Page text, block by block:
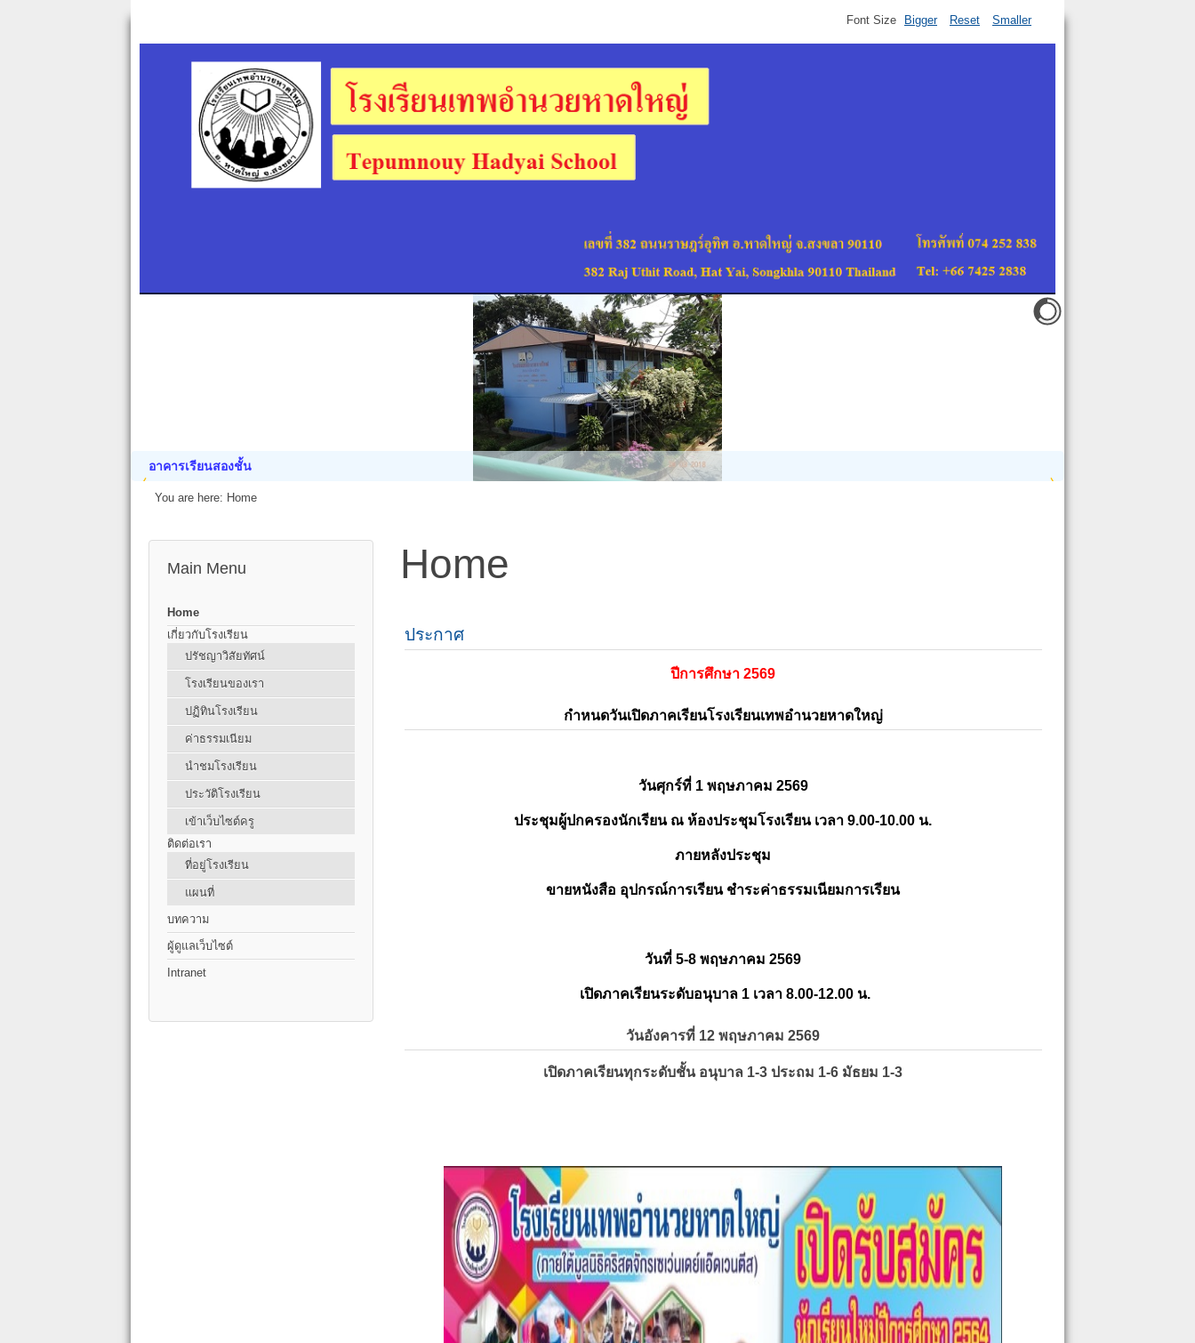
อาคารเรียนสองชั้น
Font Size Bigger Reset Smaller
You are here: Home
Main Menu
Home
เกี่ยวกับโรงเรียน
ปรัชญาวิสัยทัศน์
โรงเรียนของเรา
ปฏิทินโรงเรียน
ค่าธรรมเนียม
นำชมโรงเรียน
ประวัติโรงเรียน
เข้าเว็บไซต์ครู
ติดต่อเรา
ที่อยู่โรงเรียน
แผนที่
บทความ
ผู้ดูแลเว็บไซต์
Intranet
Home
ประกาศ
ปีการศึกษา 2569
กำหนดวันเปิดภาคเรียนโรงเรียนเทพอำนวยหาดใหญ่
วันศุกร์ที่ 1 พฤษภาคม 2569
ประชุมผู้ปกครองนักเรียน ณ ห้องประชุมโรงเรียน เวลา 9.00-10.00 น.
ภายหลังประชุม
ขายหนังสือ อุปกรณ์การเรียน ชำระค่าธรรมเนียมการเรียน
วันที่ 5-8 พฤษภาคม 2569
เปิดภาคเรียนระดับอนุบาล 1 เวลา 8.00-12.00 น.
วันอังคารที่ 12 พฤษภาคม 2569
เปิดภาคเรียนทุกระดับชั้น อนุบาล 1-3 ประถม 1-6 มัธยม 1-3